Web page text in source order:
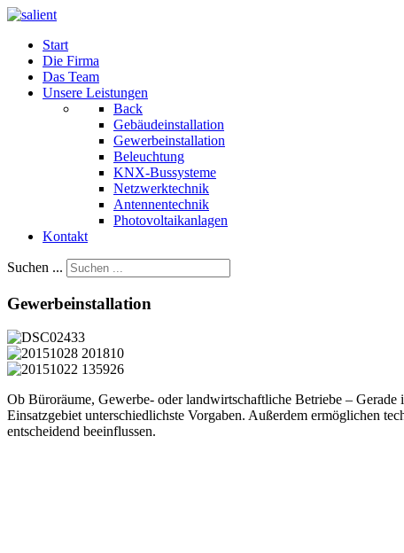
Start
Die Firma
Das Team
Unsere Leistungen
Back
Gebäudeinstallation
Gewerbeinstallation
Beleuchtung
KNX-Bussysteme
Netzwerktechnik
Antennentechnik
Photovoltaikanlagen
Kontakt
Suchen ...
Gewerbeinstallation
Ob Büroräume, Gewerbe- oder landwirtschaftliche Betriebe –
Einsatzgebiet unterschiedlichste Vorgaben. Außerdem ermöglichen
entscheidend beeinflussen.